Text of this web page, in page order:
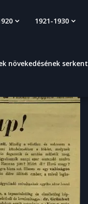
1921-1930
növekedésének